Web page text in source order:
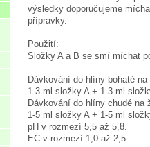
výsledky doporučujeme
přípravky.
Použití:
Složky A a B se smí míchat
Dávkování do hlíny bohaté na
1-3 ml složky A + 1-3 ml
Dávkování do hlíny chudé na
1-5 ml složky A + 1-5 ml
pH v rozmezí 5,5 až 5,8.
EC v rozmezí 1,0 až 2,5.